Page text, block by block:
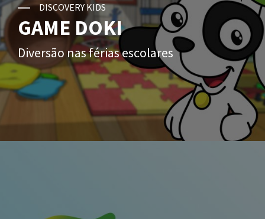
DISCOVERY KIDS
GAME DOKI
Diversão nas férias escolares